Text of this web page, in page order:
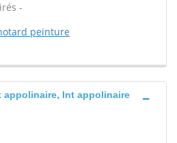
-
peinture
appolinaire, Int appolinaire